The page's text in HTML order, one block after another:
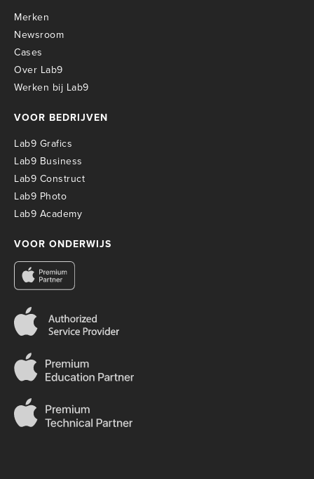
Merken
Newsroom
Cases
Over Lab9
Werken bij Lab9
VOOR BEDRIJVEN
Lab9 Grafics
Lab9 Business
Lab9 Construct
Lab9 Photo
Lab9 Academy
VOOR ONDERWIJS